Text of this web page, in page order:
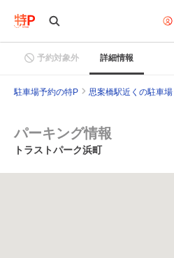
予約対象外 詳細情報
駐車場予約の特P 思案橋駅近くの駐車場
パーキング情報
トラストパーク浜町